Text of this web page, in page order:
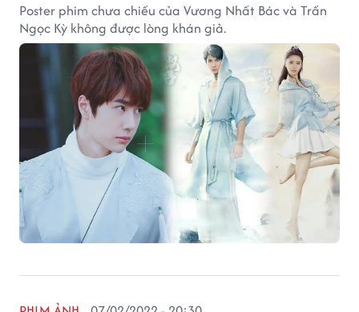
Poster phim chưa chiếu của Vương Nhất Bác và Trần
Ngọc Kỳ không được lòng khán giả.